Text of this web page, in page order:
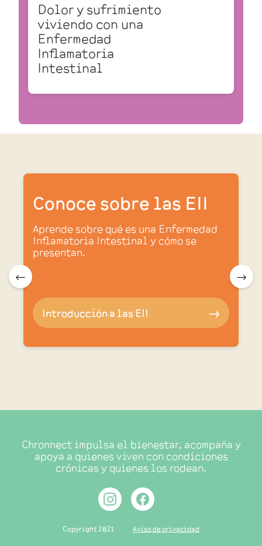
Dolor y sufrimiento
viviendo con una
Enfermedad
Inflamatoria
Intestinal
🠀
Conoce sobre las EII
Aprende sobre qué es una Enfermedad
Inflamatoria Intestinal y cómo se
presentan.
Introducción a las EII 🠂
🠂
Chronnect impulsa el bienestar, acompaña y
apoya a quienes viven con condiciones
crónicas y quienes los rodean.
Copyright 2021 Aviso de privacidad